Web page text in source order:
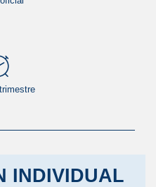
INDIVIDUAL